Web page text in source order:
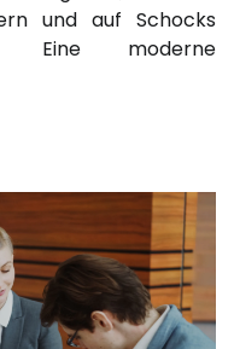
und auf Schocks
Eine moderne